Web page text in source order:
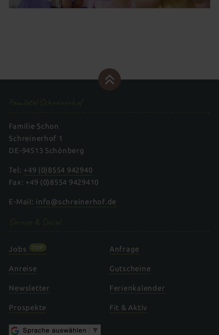
Familie Schon
Schreinerhof 1
DE-94513 Schönberg
Tel: +49 (0)8554 942940
Fax: +49 (0)8554 9429410
E-Mail: info@schreinerhof.de
Jobs TOP Anfrage
Anreise Gutscheine
Newsletter Ferienkalender
Prospekte Fit & Aktiv